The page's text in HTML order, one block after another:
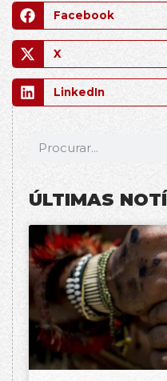
Facebook
X
LinkedIn
ÚLTIMAS